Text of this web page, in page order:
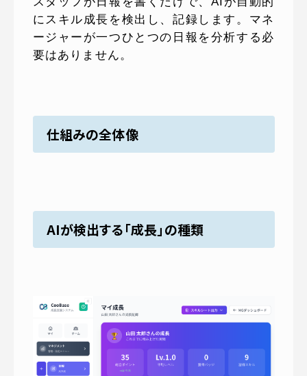
にスキル成長を検出し、記録します。マネ
ージャーが一つひとつの日報を分析する必
要はありません。
仕組みの全体像
AIが検出する「成長」の種類